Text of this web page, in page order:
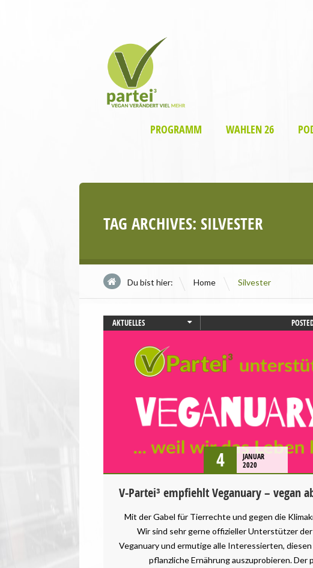
PROGRAMM WAHLEN 26
TAG ARCHIVES: SILVESTER
Du bist hier: Home \ Silvester
AKTUELLES
PRESSEMITTEILUNG
TIERSCHUTZ / TIERRECHTE
VEGANISMUS
4
JANUAR
2020
V-Partei³ empfiehlt Veganuary – vegan
Mit der Gabel für Tierrechte und gegen die
Wir sind sehr gerne offizieller Unterstützer
Veganuary und ermutige alle Interessierten, diesen
pflanzliche Ernährung auszuprobieren. Der